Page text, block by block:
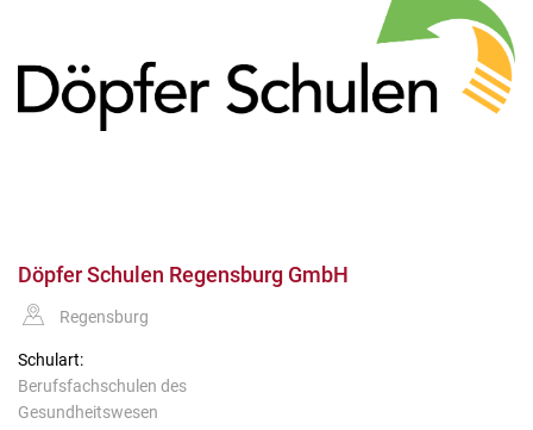
Döpfer Schulen Regensburg GmbH
Regensburg
Schulart:
Berufsfachschulen des
Gesundheitswesen